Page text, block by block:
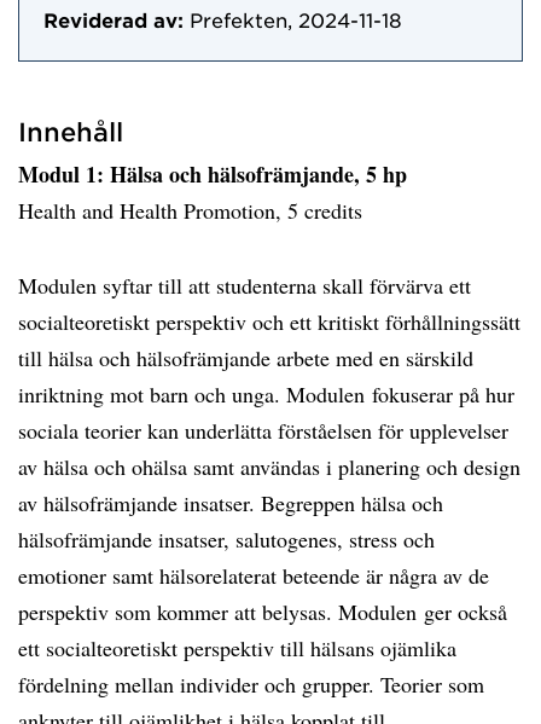
Reviderad av: Prefekten, 2024-11-18
Innehåll
Modul 1: Hälsa och hälsofrämjande, 5 hp
Health and Health Promotion, 5 credits
Modulen syftar till att studenterna skall förvärva ett
socialteoretiskt perspektiv och ett kritiskt förhållningssätt
till hälsa och hälsofrämjande arbete med en särskild
inriktning mot barn och unga. Modulen fokuserar på hur
sociala teorier kan underlätta förståelsen för upplevelser
av hälsa och ohälsa samt användas i planering och design
av hälsofrämjande insatser. Begreppen hälsa och
hälsofrämjande insatser, salutogenes, stress och
emotioner samt hälsorelaterat beteende är några av de
perspektiv som kommer att belysas. Modulen ger också
ett socialteoretiskt perspektiv till hälsans ojämlika
fördelning mellan individer och grupper. Teorier som